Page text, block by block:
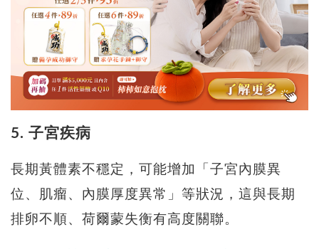
5. 子宮疾病
長期黃體素不穩定，可能增加「子宮內膜異
位、肌瘤、內膜厚度異常」等狀況，這與長期
排卵不順、荷爾蒙失衡有高度關聯。